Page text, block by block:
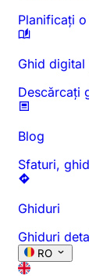
Planificați
Ghid digital
Descărcați
Blog
Sfaturi,
Ghiduri
Ghiduri
RO